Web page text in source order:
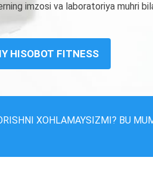
imzosi va laboratoriya muhri
HISOBOT FITNESS
XOHLAMAYSIZMI? BU